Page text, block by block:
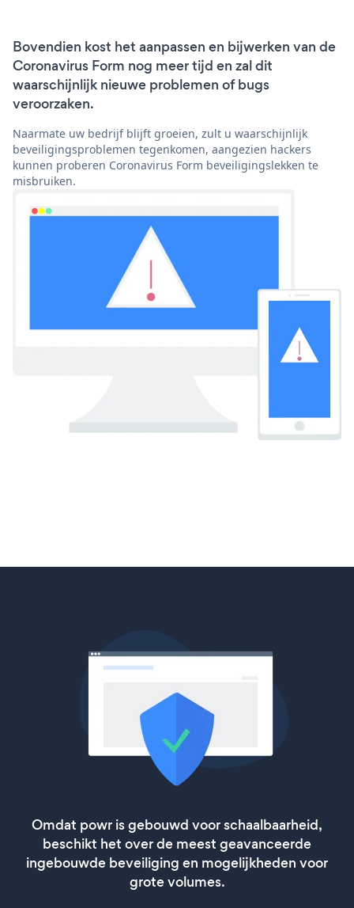
Bovendien kost het aanpassen en bijwerken van de
Coronavirus Form nog meer tijd en zal dit
waarschijnlijk nieuwe problemen of bugs
veroorzaken.
Naarmate uw bedrijf blijft groeien, zult u waarschijnlijk
beveiligingsproblemen tegenkomen, aangezien hackers
kunnen proberen Coronavirus Form beveiligingslekken te
misbruiken.
Omdat powr is gebouwd voor schaalbaarheid,
beschikt het over de meest geavanceerde
ingebouwde beveiliging en mogelijkheden voor
grote volumes.